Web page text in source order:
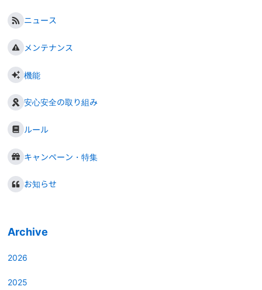
ニュース
メンテナンス
機能
安心安全の取り組み
ルール
キャンペーン・特集
お知らせ
Archive
2026
2025